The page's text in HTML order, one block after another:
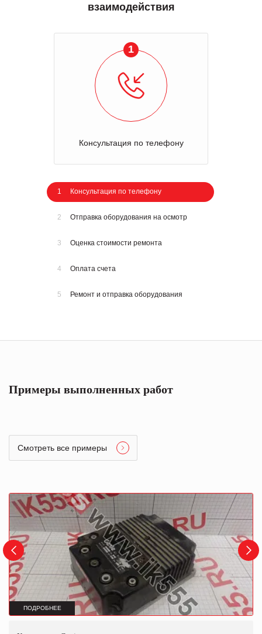
взаимодействия
1
Консультация по телефону
1 Консультация по телефону
2 Отправка оборудования на осмотр
3 Оценка стоимости ремонта
4 Оплата счета
5 Ремонт и отправка оборудования
Примеры выполненных работ
Смотреть все примеры
ПОДРОБНЕЕ